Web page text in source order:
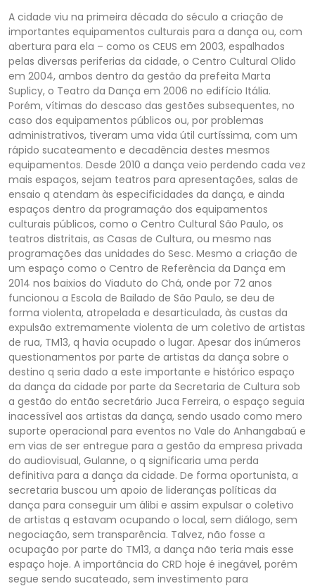
A cidade viu na primeira década do século a criação de
importantes equipamentos culturais para a dança ou, com
abertura para ela – como os CEUS em 2003, espalhados
pelas diversas periferias da cidade, o Centro Cultural Olido
em 2004, ambos dentro da gestão da prefeita Marta
Suplicy, o Teatro da Dança em 2006 no edifício Itália.
Porém, vítimas do descaso das gestões subsequentes, no
caso dos equipamentos públicos ou, por problemas
administrativos, tiveram uma vida útil curtíssima, com um
rápido sucateamento e decadência destes mesmos
equipamentos. Desde 2010 a dança veio perdendo cada vez
mais espaços, sejam teatros para apresentações, salas de
ensaio q atendam às especificidades da dança, e ainda
espaços dentro da programação dos equipamentos
culturais públicos, como o Centro Cultural São Paulo, os
teatros distritais, as Casas de Cultura, ou mesmo nas
programações das unidades do Sesc. Mesmo a criação de
um espaço como o Centro de Referência da Dança em
2014 nos baixios do Viaduto do Chá, onde por 72 anos
funcionou a Escola de Bailado de São Paulo, se deu de
forma violenta, atropelada e desarticulada, às custas da
expulsão extremamente violenta de um coletivo de artistas
de rua, TM13, q havia ocupado o lugar. Apesar dos inúmeros
questionamentos por parte de artistas da dança sobre o
destino q seria dado a este importante e histórico espaço
da dança da cidade por parte da Secretaria de Cultura sob
a gestão do então secretário Juca Ferreira, o espaço seguia
inacessível aos artistas da dança, sendo usado como mero
suporte operacional para eventos no Vale do Anhangabaú e
em vias de ser entregue para a gestão da empresa privada
do audiovisual, Gulanne, o q significaria uma perda
definitiva para a dança da cidade. De forma oportunista, a
secretaria buscou um apoio de lideranças políticas da
dança para conseguir um álibi e assim expulsar o coletivo
de artistas q estavam ocupando o local, sem diálogo, sem
negociação, sem transparência. Talvez, não fosse a
ocupação por parte do TM13, a dança não teria mais esse
espaço hoje. A importância do CRD hoje é inegável, porém
segue sendo sucateado, sem investimento para